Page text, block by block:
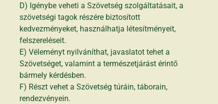
D) Igénybe veheti a Szövetség szolgáltatásait, a
szövetségi tagok részére biztosított
kedvezményeket, használhatja létesítményeit,
felszereléseit.
E) Véleményt nyilváníthat, javaslatot tehet a
Szövetséget, valamint a természetjárást érintő
bármely kérdésben.
F) Részt vehet a Szövetség túráin, táborain,
rendezvényein.